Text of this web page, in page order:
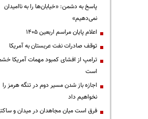
پاسخ به دشمن: «خیابان‌ها را به ناامیدان
نمی‌دهیم»
اعلام پایان مراسم اربعین ۱۴۰۵
توقف صادرات نفت عربستان به آمریکا
ترامپ از افشای کمبود مهمات آمریکا
است
اجازه باز شدن مسیر دوم در تنگه هرمز را
نخواهیم داد
فرق است میان مجاهدان در میدان و